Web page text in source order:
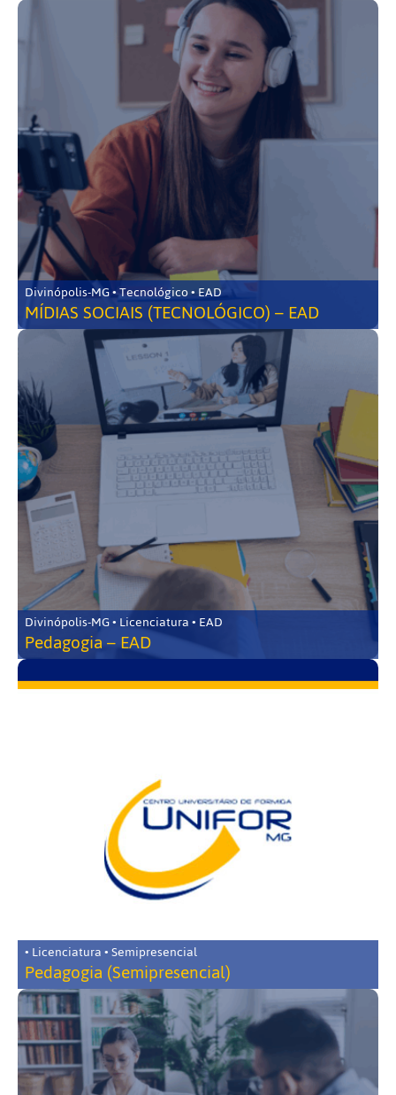
Divinópolis-MG • Tecnológico • EAD
MÍDIAS SOCIAIS (TECNOLÓGICO) – EAD
Divinópolis-MG • Licenciatura • EAD
Pedagogia – EAD
• Licenciatura • Semipresencial
Pedagogia (Semipresencial)